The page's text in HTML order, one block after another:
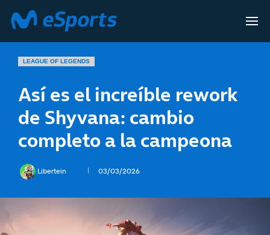
LEAGUE OF LEGENDS
Así es el increíble rework
de Shyvana: cambio
completo a la campeona
Libertein 03/03/2026